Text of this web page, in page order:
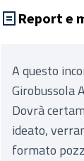
Report e
A questo
Girobussola
Dovrà
ideato,
formato